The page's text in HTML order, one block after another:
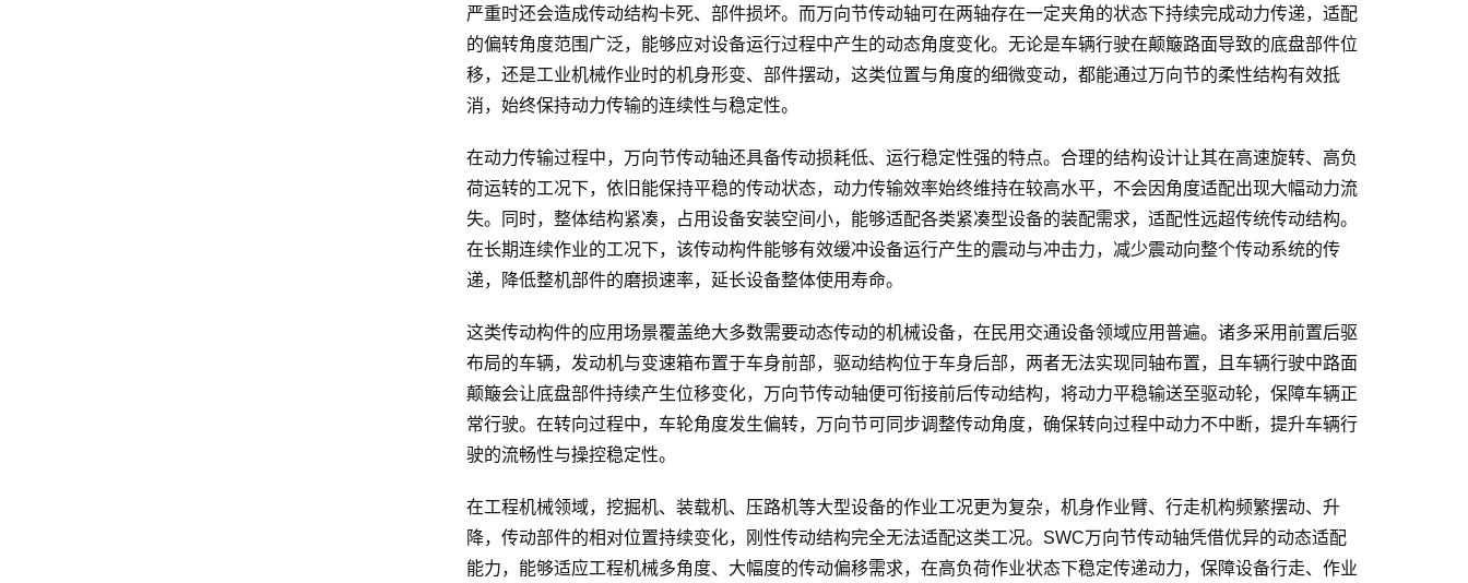
严重时还会造成传动结构卡死、部件损坏。而万向节传动轴可在两轴存在一定夹角的状态下持续完成动力传递，适配
的偏转角度范围广泛，能够应对设备运行过程中产生的动态角度变化。无论是车辆行驶在颠簸路面导致的底盘部件位
移，还是工业机械作业时的机身形变、部件摆动，这类位置与角度的细微变动，都能通过万向节的柔性结构有效抵
消，始终保持动力传输的连续性与稳定性。
在动力传输过程中，万向节传动轴还具备传动损耗低、运行稳定性强的特点。合理的结构设计让其在高速旋转、高负
荷运转的工况下，依旧能保持平稳的传动状态，动力传输效率始终维持在较高水平，不会因角度适配出现大幅动力流
失。同时，整体结构紧凑，占用设备安装空间小，能够适配各类紧凑型设备的装配需求，适配性远超传统传动结构。
在长期连续作业的工况下，该传动构件能够有效缓冲设备运行产生的震动与冲击力，减少震动向整个传动系统的传
递，降低整机部件的磨损速率，延长设备整体使用寿命。
这类传动构件的应用场景覆盖绝大多数需要动态传动的机械设备，在民用交通设备领域应用普遍。诸多采用前置后驱
布局的车辆，发动机与变速箱布置于车身前部，驱动结构位于车身后部，两者无法实现同轴布置，且车辆行驶中路面
颠簸会让底盘部件持续产生位移变化，万向节传动轴便可衔接前后传动结构，将动力平稳输送至驱动轮，保障车辆正
常行驶。在转向过程中，车轮角度发生偏转，万向节可同步调整传动角度，确保转向过程中动力不中断，提升车辆行
驶的流畅性与操控稳定性。
在工程机械领域，挖掘机、装载机、压路机等大型设备的作业工况更为复杂，机身作业臂、行走机构频繁摆动、升
降，传动部件的相对位置持续变化，刚性传动结构完全无法适配这类工况。SWC万向节传动轴凭借优异的动态适配
能力，能够适应工程机械多角度、大幅度的传动偏移需求，在高负荷作业状态下稳定传递动力，保障设备行走、作业